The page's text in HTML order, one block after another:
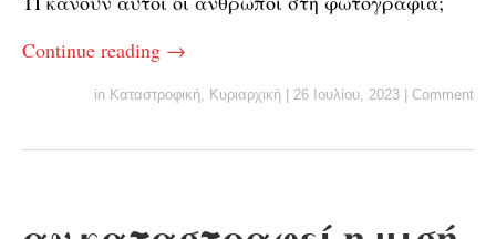
Continue reading →
in Καταστροφική, Κυριαρχική 26 Ιουλίου, 2023 Comment